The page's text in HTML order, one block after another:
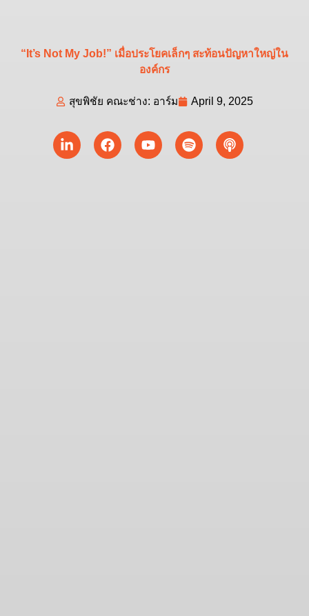
“It’s Not My Job!” เมื่อประโยคเล็กๆ สะท้อนปัญหาใหญ่ใน
องค์กร
สุขพิชัย คณะช่าง: อาร์ม April 9, 2025
Linkedin-
in
FacebookYoutubeSpotifyPodcast